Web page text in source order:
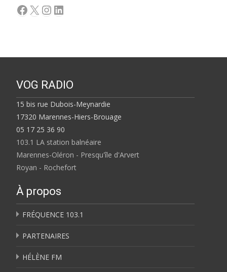
Facebook
X Instagram
LinkedIn
VOG RADIO
15 bis rue Dubois-Meynardie
17320 Marennes-Hiers-Brouage
05 17 25 36 90
103.1 LA station balnéaire
Marennes-Oléron - Presqu'île d'Arvert
Royan - Rochefort
À propos
FRÉQUENCE 103.1
PARTENAIRES
HÉLÈNE FM